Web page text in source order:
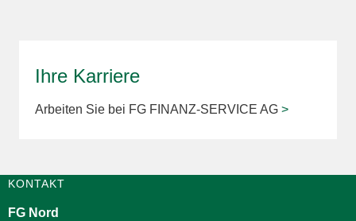
Ihre Karriere
Arbeiten Sie bei FG FINANZ-SERVICE AG >
KONTAKT
FG Nord